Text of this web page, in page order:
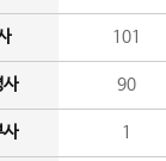
101
사 90
사 1